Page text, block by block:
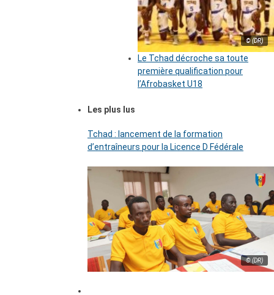
© (DR)
Le Tchad décroche sa toute
première qualification pour
l’Afrobasket U18
Les plus lus
Tchad : lancement de la formation
d’entraîneurs pour la Licence D Fédérale
© (DR)